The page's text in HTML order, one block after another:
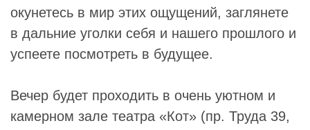
окунетесь в мир этих ощущений, заглянете
в дальние уголки себя и нашего прошлого и
успеете посмотреть в будущее.
Вечер будет проходить в очень уютном и
камерном зале театра «Кот» (пр. Труда 39,